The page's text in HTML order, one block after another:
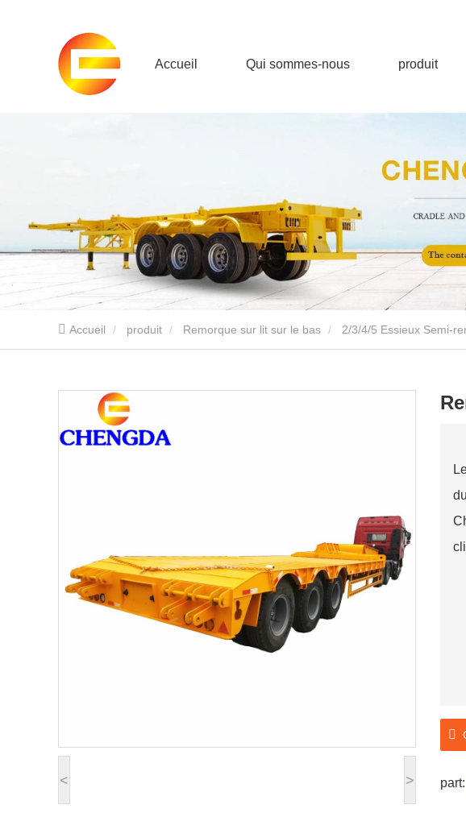
Accueil Qui sommes-nous produit
Accueil produit Remorque sur lit sur le bas 2/3/4/5 Essieux Semi-
< > part: